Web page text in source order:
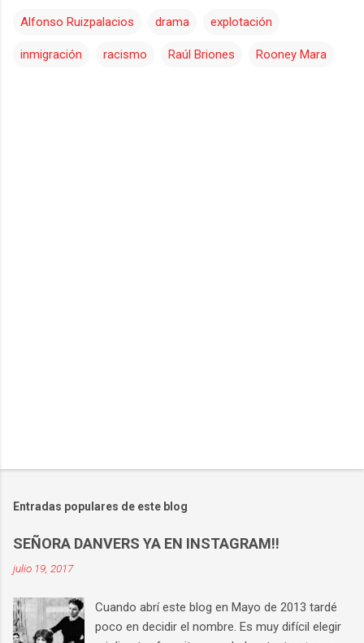
Alfonso Ruizpalacios drama explotación
inmigración racismo Raúl Briones Rooney Mara
Entradas populares de este blog
SEÑORA DANVERS YA EN INSTAGRAM!!
julio 19, 2017
Cuando abrí este blog en Mayo de 2013 tardé
poco en decidir el nombre. Es muy difícil elegir